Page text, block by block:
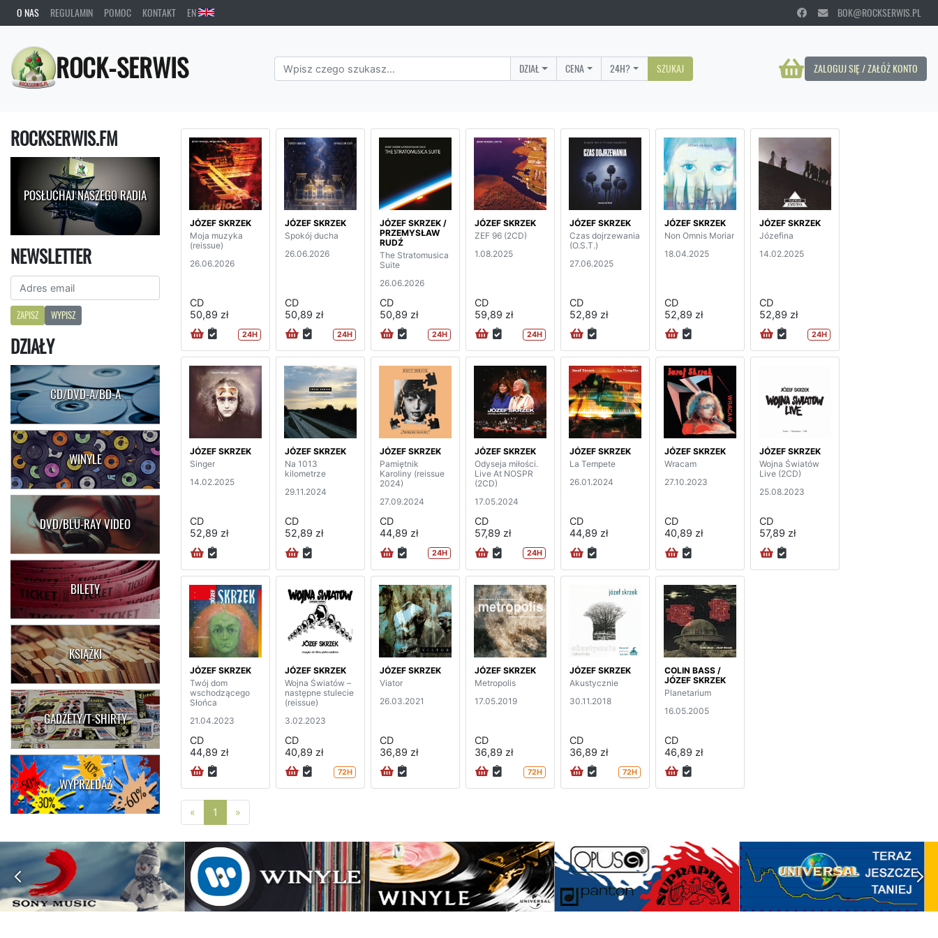
O NAS REGULAMIN POMOC KONTAKT EN BOK@ROCKSERWIS.PL
ROCK-SERWIS ZALOGUJ SIĘ / ZAŁÓŻ KONTO
DZIAŁ CENA 24H? SZUKAJ
ROCKSERWIS.FM
POSŁUCHAJ NASZEGO RADIA
NEWSLETTER
ZAPISZ WYPISZ
DZIAŁY
CD/DVD-A/BD-A
WINYLE
DVD/BLU-RAY VIDEO
BILETY
KSIĄŻKI
GADŻETY/T-SHIRTY
WYPRZEDAŻ
JÓZEF SKRZEK
Moja muzyka
(reissue)
26.06.2026
CD
50,89 zł
24H
JÓZEF SKRZEK
Spokój ducha
26.06.2026
CD
50,89 zł
24H
JÓZEF SKRZEK /
PRZEMYSŁAW
RUDŹ
The Stratomusica
Suite
26.06.2026
CD
50,89 zł
24H
JÓZEF SKRZEK
ZEF 96 (2CD)
1.08.2025
CD
59,89 zł
24H
JÓZEF SKRZEK
Czas dojrzewania
(O.S.T.)
27.06.2025
CD
52,89 zł
JÓZEF SKRZEK
Non Omnis Moriar
18.04.2025
CD
52,89 zł
JÓZEF SKRZEK
Józefina
14.02.2025
CD
52,89 zł
24H
JÓZEF SKRZEK
Singer
14.02.2025
CD
52,89 zł
JÓZEF SKRZEK
Na 1013
kilometrze
29.11.2024
CD
52,89 zł
JÓZEF SKRZEK
Pamiętnik
Karoliny (reissue
2024)
27.09.2024
CD
44,89 zł
24H
JÓZEF SKRZEK
Odyseja miłości.
Live At NOSPR
(2CD)
17.05.2024
CD
57,89 zł
24H
JÓZEF SKRZEK
La Tempete
26.01.2024
CD
44,89 zł
JÓZEF SKRZEK
Wracam
27.10.2023
CD
40,89 zł
JÓZEF SKRZEK
Wojna Światów
Live (2CD)
25.08.2023
CD
57,89 zł
JÓZEF SKRZEK
Twój dom
wschodzącego
Słońca
21.04.2023
CD
44,89 zł
JÓZEF SKRZEK
Wojna Światów –
następne stulecie
(reissue)
3.02.2023
CD
40,89 zł
72H
JÓZEF SKRZEK
Viator
26.03.2021
CD
36,89 zł
JÓZEF SKRZEK
Metropolis
17.05.2019
CD
36,89 zł
72H
JÓZEF SKRZEK
Akustycznie
30.11.2018
CD
36,89 zł
72H
COLIN BASS /
JÓZEF SKRZEK
Planetarium
16.05.2005
CD
46,89 zł
« Poprzednia strona
1 »